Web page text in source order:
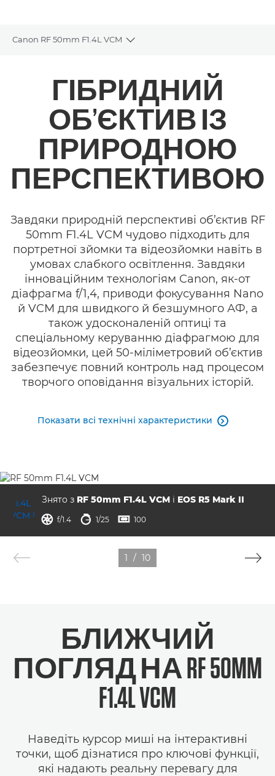
Canon RF 50mm F1.4L VCM
Toggle breadcrumbs
Технічні характеристики
Підтримка
ГІБРИДНИЙ
ОБ’ЄКТИВ ІЗ
ПРИРОДНОЮ
ПЕРСПЕКТИВОЮ
Завдяки природній перспективі об’єктив RF
50mm F1.4L VCM чудово підходить для
портретної зйомки та відеозйомки навіть в
умовах слабкого освітлення. Завдяки
інноваційним технологіям Canon, як-от
діафрагма f/1,4, приводи фокусування Nano
й VCM для швидкого й безшумного АФ, а
також удосконаленій оптиці та
спеціальному керуванню діафрагмою для
відеозйомки, цей 50-міліметровий об’єктив
забезпечує повний контроль над процесом
творчого оповідання візуальних історій.
Показати всі технічні характеристики 
Знято з RF 50mm F1.4L VCM і EOS R5 Mark II
діафрагма
 f/1.4 витримка
 1/25 ISO
 100
1 / 10
БЛИЖЧИЙ
ПОГЛЯД НА RF 50MM
F1.4L VCM
Наведіть курсор миші на інтерактивні
точки, щоб дізнатися про ключові функції,
які надають реальну перевагу для